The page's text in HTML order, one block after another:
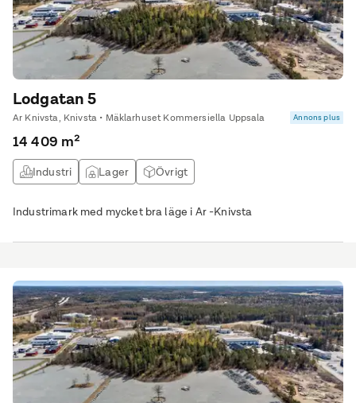
Lodgatan 5
Ar Knivsta, Knivsta • Mäklarhuset Kommersiella Uppsala Annons plus
14 409 m²
Industri Lager Övrigt
Industrimark med mycket bra läge i Ar -Knivsta